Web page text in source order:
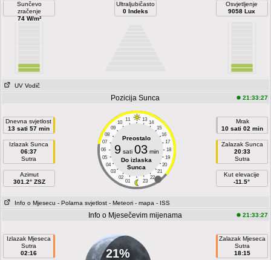
Sunčevo
zračenje
74 W/m²
Ultraljubičasto
0 Indeks
Osvjetljenje
9058 Lux
UV Vodič
Pozicija Sunca 21:33:27
Dnevna svjetlost
13 sati 57 min
Izlazak Sunca
06:37
Sutra
Azimut
301.2° ZSZ
11 13
10
14
09
15
08
16
07
17
06
18
05
19
04
20
03
21
02
22
01 23
Preostalo
9sati 03min
Do izlaska
Sunca
Mrak
10 sati 02 min
Zalazak Sunca
20:33
Sutra
Kut elevacije
-11.5°
Info o Mjesecu - Polarna svjetlost - Meteori - mapa - ISS
Info o Mjesečevim mijenama 21:33:27
Izlazak Mjeseca
Sutra
02:16
21%
Zalazak Mjeseca
Sutra
18:15